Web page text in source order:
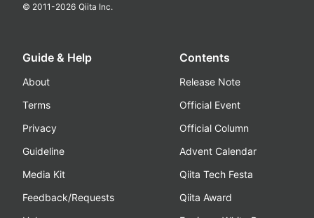
© 2011-2026 Qiita Inc.
Guide & Help
About
Terms
Privacy
Guideline
Media Kit
Feedback/Requests
Contents
Release Note
Official Event
Official Column
Advent Calendar
Qiita Tech Festa
Qiita Award